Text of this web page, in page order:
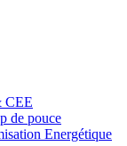
CEE
de pouce
Energétique